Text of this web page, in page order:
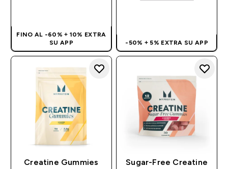
FINO AL -60% + 10% EXTRA
SU APP
-50% + 5% EXTRA SU APP
Creatine Gummies
Sugar-Free Creatine